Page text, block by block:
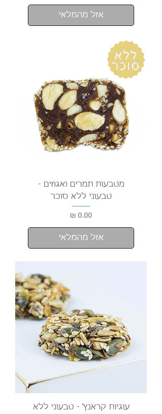
אזל מהמלאי
מטבעות תמרים ואגוזים -
טבעוני ללא סוכר
מחיר
אזל מהמלאי
עוגיות קראנץ' - טבעוני ללא